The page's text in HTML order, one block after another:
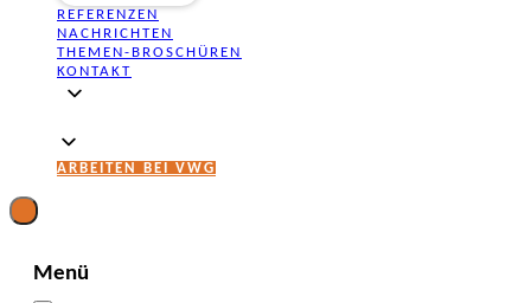
REFERENZEN
NACHRICHTEN
THEMEN-BROSCHÜREN
KONTAKT
ARBEITEN BEI VWG
Menü